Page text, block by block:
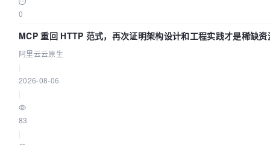
0
MCP 重回 HTTP 范式，再次证明架构设计和工程实践才是稀缺资
阿里云云原生
2026-08-06
83